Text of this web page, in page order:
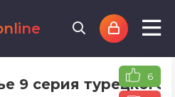
9 серия 6